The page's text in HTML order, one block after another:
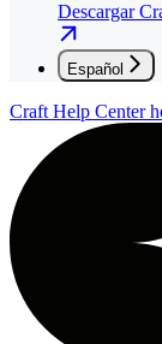
Descargar
Español
Craft Help Center